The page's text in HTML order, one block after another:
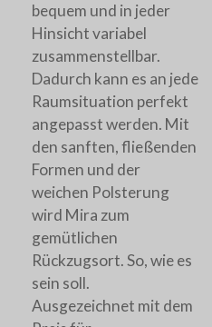
bequem und in jeder
Hinsicht variabel
zusammenstellbar.
Dadurch kann es an jede
Raumsituation perfekt
angepasst werden. Mit
den sanften, fließenden
Formen und der
weichen Polsterung
wird Mira zum
gemütlichen
Rückzugsort. So, wie es
sein soll.
Ausgezeichnet mit dem